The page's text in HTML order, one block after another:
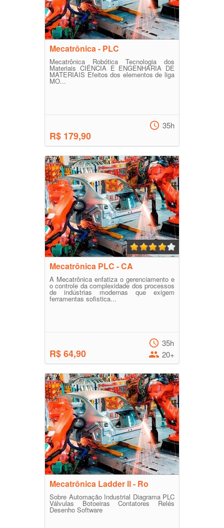
Mecatrônica - PLC
Mecatrônica Robótica Tecnologia dos
Materiais CIÊNCIA E ENGENHARIA DE
MATERIAIS Efeitos dos elementos de liga
MO...
R$ 179,90
35h
Mecatrônica PLC - CA
A Mecatrônica enfatiza o gerenciamento e
o controle da complexidade dos processos
de indústrias modernas que exigem
ferramentas sofistica...
R$ 64,90
35h
20+
Mecatrônica Ladder ll - Ro
Sobre Automação Industrial Diagrama PLC
Válvulas Botoeiras Contatores Relés
Desenho Software